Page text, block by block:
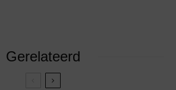
Gerelateerd